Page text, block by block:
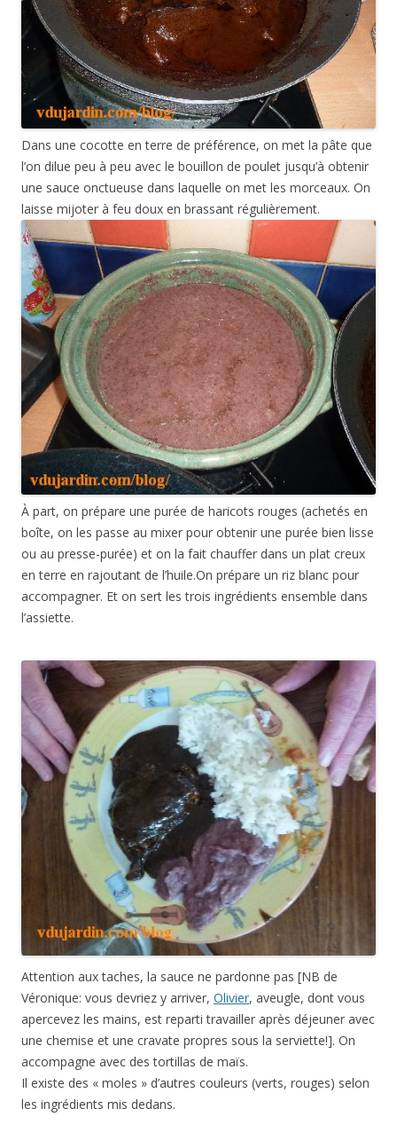
Dans une cocotte en terre de préférence, on met la pâte que
l’on dilue peu à peu avec le bouillon de poulet jusqu’à obtenir
une sauce onctueuse dans laquelle on met les morceaux. On
laisse mijoter à feu doux en brassant régulièrement.
À part, on prépare une purée de haricots rouges (achetés en
boîte, on les passe au mixer pour obtenir une purée bien lisse
ou au presse-purée) et on la fait chauffer dans un plat creux
en terre en rajoutant de l’huile.On prépare un riz blanc pour
accompagner. Et on sert les trois ingrédients ensemble dans
l’assiette.
Attention aux taches, la sauce ne pardonne pas [NB de
Véronique: vous devriez y arriver, Olivier, aveugle, dont vous
apercevez les mains, est reparti travailler après déjeuner avec
une chemise et une cravate propres sous la serviette!]. On
accompagne avec des tortillas de maïs.
Il existe des « moles » d’autres couleurs (verts, rouges) selon
les ingrédients mis dedans.